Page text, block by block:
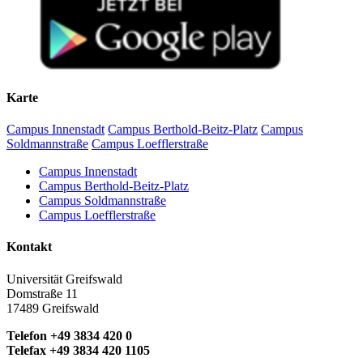
Karte
Campus Innenstadt Campus Berthold-Beitz-Platz Campus
Soldmannstraße Campus Loefflerstraße
Campus Innenstadt
Campus Berthold-Beitz-Platz
Campus Soldmannstraße
Campus Loefflerstraße
Kontakt
Universität Greifswald
Domstraße 11
17489 Greifswald
Telefon +49 3834 420 0
Telefax +49 3834 420 1105